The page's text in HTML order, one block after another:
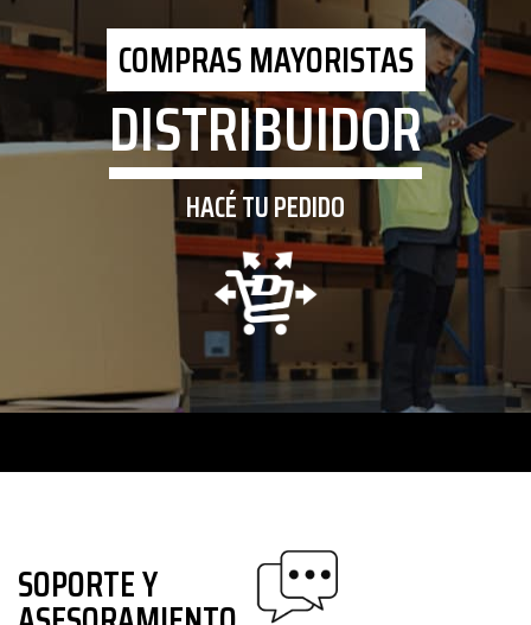
COMPRAS MAYORISTAS
DISTRIBUIDOR
HACÉ TU PEDIDO
SOPORTE Y